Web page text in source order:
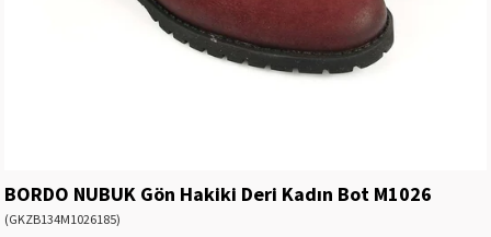
BORDO NUBUK Gön Hakiki Deri Kadın Bot M1026
(GKZB134M1026185)